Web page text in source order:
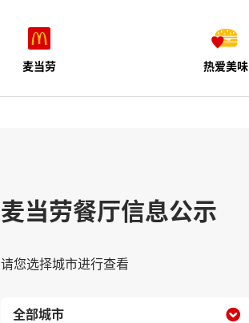
麦当劳 热爱美味
麦当劳餐厅信息公示
请您选择城市进行查看
